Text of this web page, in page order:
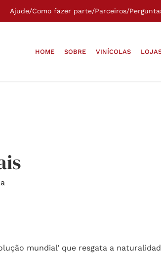
Ajude/Como fazer parte/Parceiros/
HOME SOBRE VINÍCOLAS
mundial’ que resgata a